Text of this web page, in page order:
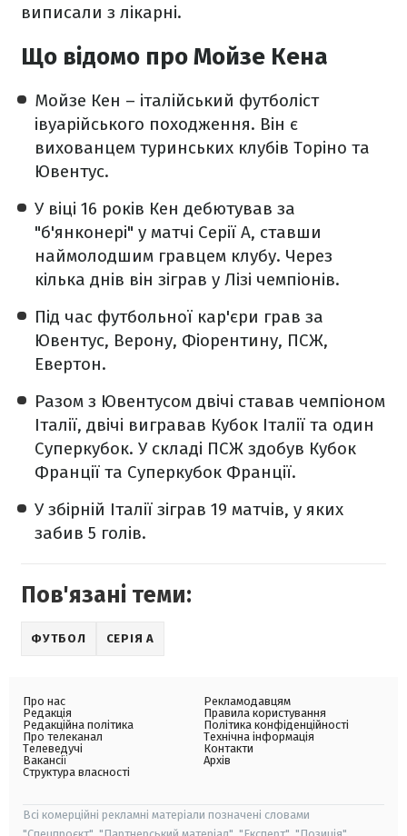
виписали з лікарні.
Що відомо про Мойзе Кена
Мойзе Кен – італійський футболіст
івуарійського походження. Він є
вихованцем туринських клубів Торіно та
Ювентус.
У віці 16 років Кен дебютував за
"б'янконері" у матчі Серії А, ставши
наймолодшим гравцем клубу. Через
кілька днів він зіграв у Лізі чемпіонів.
Під час футбольної кар'єри грав за
Ювентус, Верону, Фіорентину, ПСЖ,
Евертон.
Разом з Ювентусом двічі ставав чемпіоном
Італії, двічі вигравав Кубок Італії та один
Суперкубок. У складі ПСЖ здобув Кубок
Франції та Суперкубок Франції.
У збірній Італії зіграв 19 матчів, у яких
забив 5 голів.
Пов'язані теми:
ФУТБОЛ СЕРІЯ А
Про нас
Редакція
Редакційна політика
Про телеканал
Телеведучі
Вакансії
Структура власності
Рекламодавцям
Правила користування
Політика конфіденційності
Технічна інформація
Контакти
Архів
Всі комерційні рекламні матеріали позначені словами